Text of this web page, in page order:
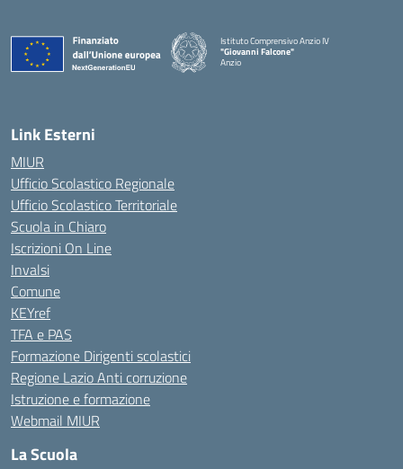
Istituto Comprensivo Anzio IV
"Giovanni Falcone"
Anzio
Link Esterni
MIUR
Ufficio Scolastico Regionale
Ufficio Scolastico Territoriale
Scuola in Chiaro
Iscrizioni On Line
Invalsi
Comune
KEYref
TFA e PAS
Formazione Dirigenti scolastici
Regione Lazio Anti corruzione
Istruzione e formazione
Webmail MIUR
La Scuola